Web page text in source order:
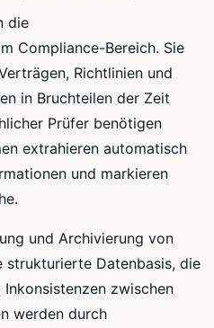
die
Compliance-Bereich. Sie
Richtlinien und
in Bruchteilen der Zeit
Prüfer benötigen
extrahieren automatisch
und markieren
und Archivierung von
strukturierte Datenbasis, die
zwischen
werden durch